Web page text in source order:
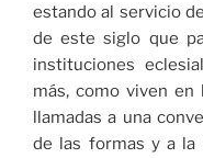
estando al servicio
de este siglo que
instituciones
más, como viven
llamadas a una
de las formas y a la